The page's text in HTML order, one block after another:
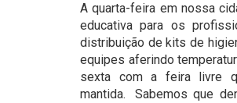
A quarta-feira em nossa
educativa para os
distribuição de kits de
equipes aferindo
sexta com a feira livre
mantida.⠀Sabemos que